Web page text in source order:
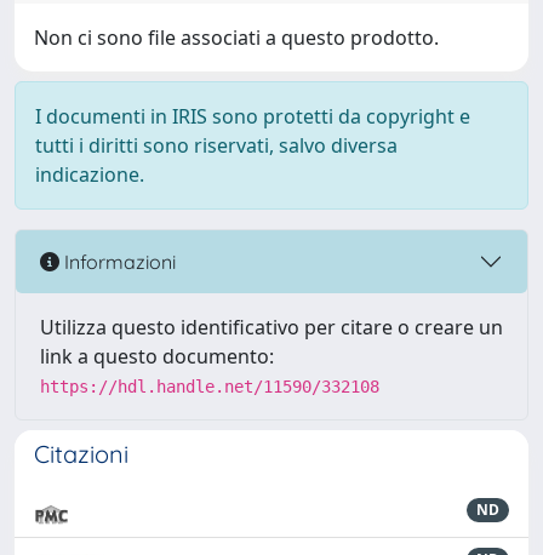
Non ci sono file associati a questo prodotto.
I documenti in IRIS sono protetti da copyright e
tutti i diritti sono riservati, salvo diversa
indicazione.
Informazioni
Utilizza questo identificativo per citare o creare un
link a questo documento:
https://hdl.handle.net/11590/332108
Citazioni
ND